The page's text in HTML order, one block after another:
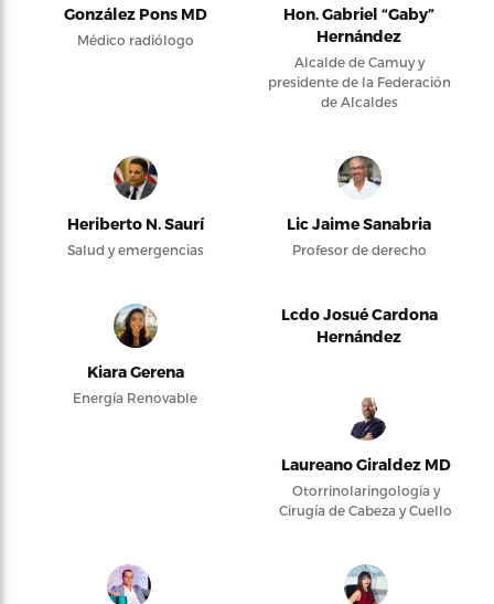
González Pons MD
Médico radiólogo
Hon. Gabriel “Gaby”
Hernández
Alcalde de Camuy y
presidente de la Federación
de Alcaldes
Heriberto N. Saurí
Salud y emergencias
Lic Jaime Sanabria
Profesor de derecho
Kiara Gerena
Energía Renovable
Lcdo Josué Cardona
Hernández
Laureano Giraldez MD
Otorrinolaringología y
Cirugía de Cabeza y Cuello